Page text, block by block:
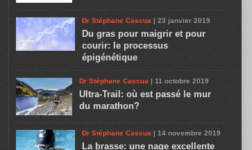
Dr Stéphane Cascua | 23 janvier 2019
Du gras pour maigrir et pour
courir: le processus
épigénétique
Dr Stéphane Cascua | 11 octobre 2019
Ultra-Trail: où est passé le mur
du marathon?
Dr Stéphane Cascua | 14 novembre 2019
La brasse: une nage excellente